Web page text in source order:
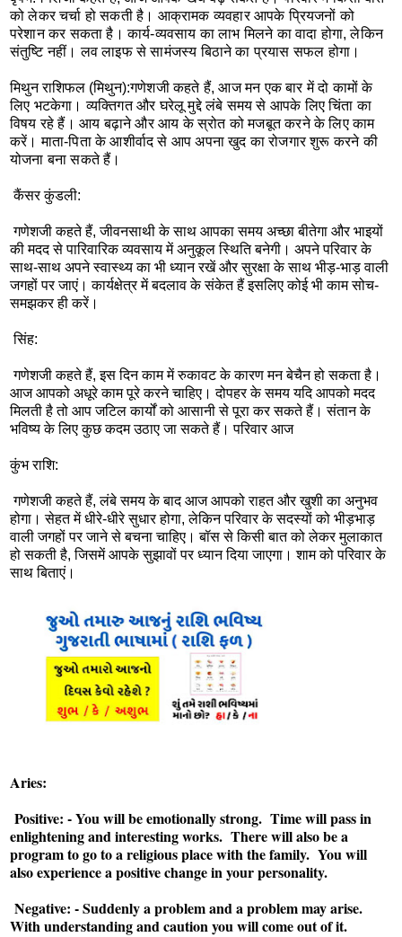
को लेकर चर्चा हो सकती है। आक्रामक व्यवहार आपके प्रियजनों को
परेशान कर सकता है। कार्य-व्यवसाय का लाभ मिलने का वादा होगा, लेकिन
संतुष्टि नहीं। लव लाइफ से सामंजस्य बिठाने का प्रयास सफल होगा।
मिथुन राशिफल (मिथुन):गणेशजी कहते हैं, आज मन एक बार में दो कामों के
लिए भटकेगा। व्यक्तिगत और घरेलू मुद्दे लंबे समय से आपके लिए चिंता का
विषय रहे हैं। आय बढ़ाने और आय के स्रोत को मजबूत करने के लिए काम
करें। माता-पिता के आशीर्वाद से आप अपना खुद का रोजगार शुरू करने की
योजना बना सकते हैं।
कैंसर कुंडली:
गणेशजी कहते हैं, जीवनसाथी के साथ आपका समय अच्छा बीतेगा और भाइयों
की मदद से पारिवारिक व्यवसाय में अनुकूल स्थिति बनेगी। अपने परिवार के
साथ-साथ अपने स्वास्थ्य का भी ध्यान रखें और सुरक्षा के साथ भीड़-भाड़ वाली
जगहों पर जाएं। कार्यक्षेत्र में बदलाव के संकेत हैं इसलिए कोई भी काम सोच-
समझकर ही करें।
सिंह:
गणेशजी कहते हैं, इस दिन काम में रुकावट के कारण मन बेचैन हो सकता है।
आज आपको अधूरे काम पूरे करने चाहिए। दोपहर के समय यदि आपको मदद
मिलती है तो आप जटिल कार्यों को आसानी से पूरा कर सकते हैं। संतान के
भविष्य के लिए कुछ कदम उठाए जा सकते हैं। परिवार आज
कुंभ राशि:
गणेशजी कहते हैं, लंबे समय के बाद आज आपको राहत और खुशी का अनुभव
होगा। सेहत में धीरे-धीरे सुधार होगा, लेकिन परिवार के सदस्यों को भीड़भाड़
वाली जगहों पर जाने से बचना चाहिए। बॉस से किसी बात को लेकर मुलाकात
हो सकती है, जिसमें आपके सुझावों पर ध्यान दिया जाएगा। शाम को परिवार के
साथ बिताएं।
Aries:
Positive: - You will be emotionally strong. Time will pass in
enlightening and interesting works. There will also be a
program to go to a religious place with the family. You will
also experience a positive change in your personality.
Negative: - Suddenly a problem and a problem may arise.
With understanding and caution you will come out of it.